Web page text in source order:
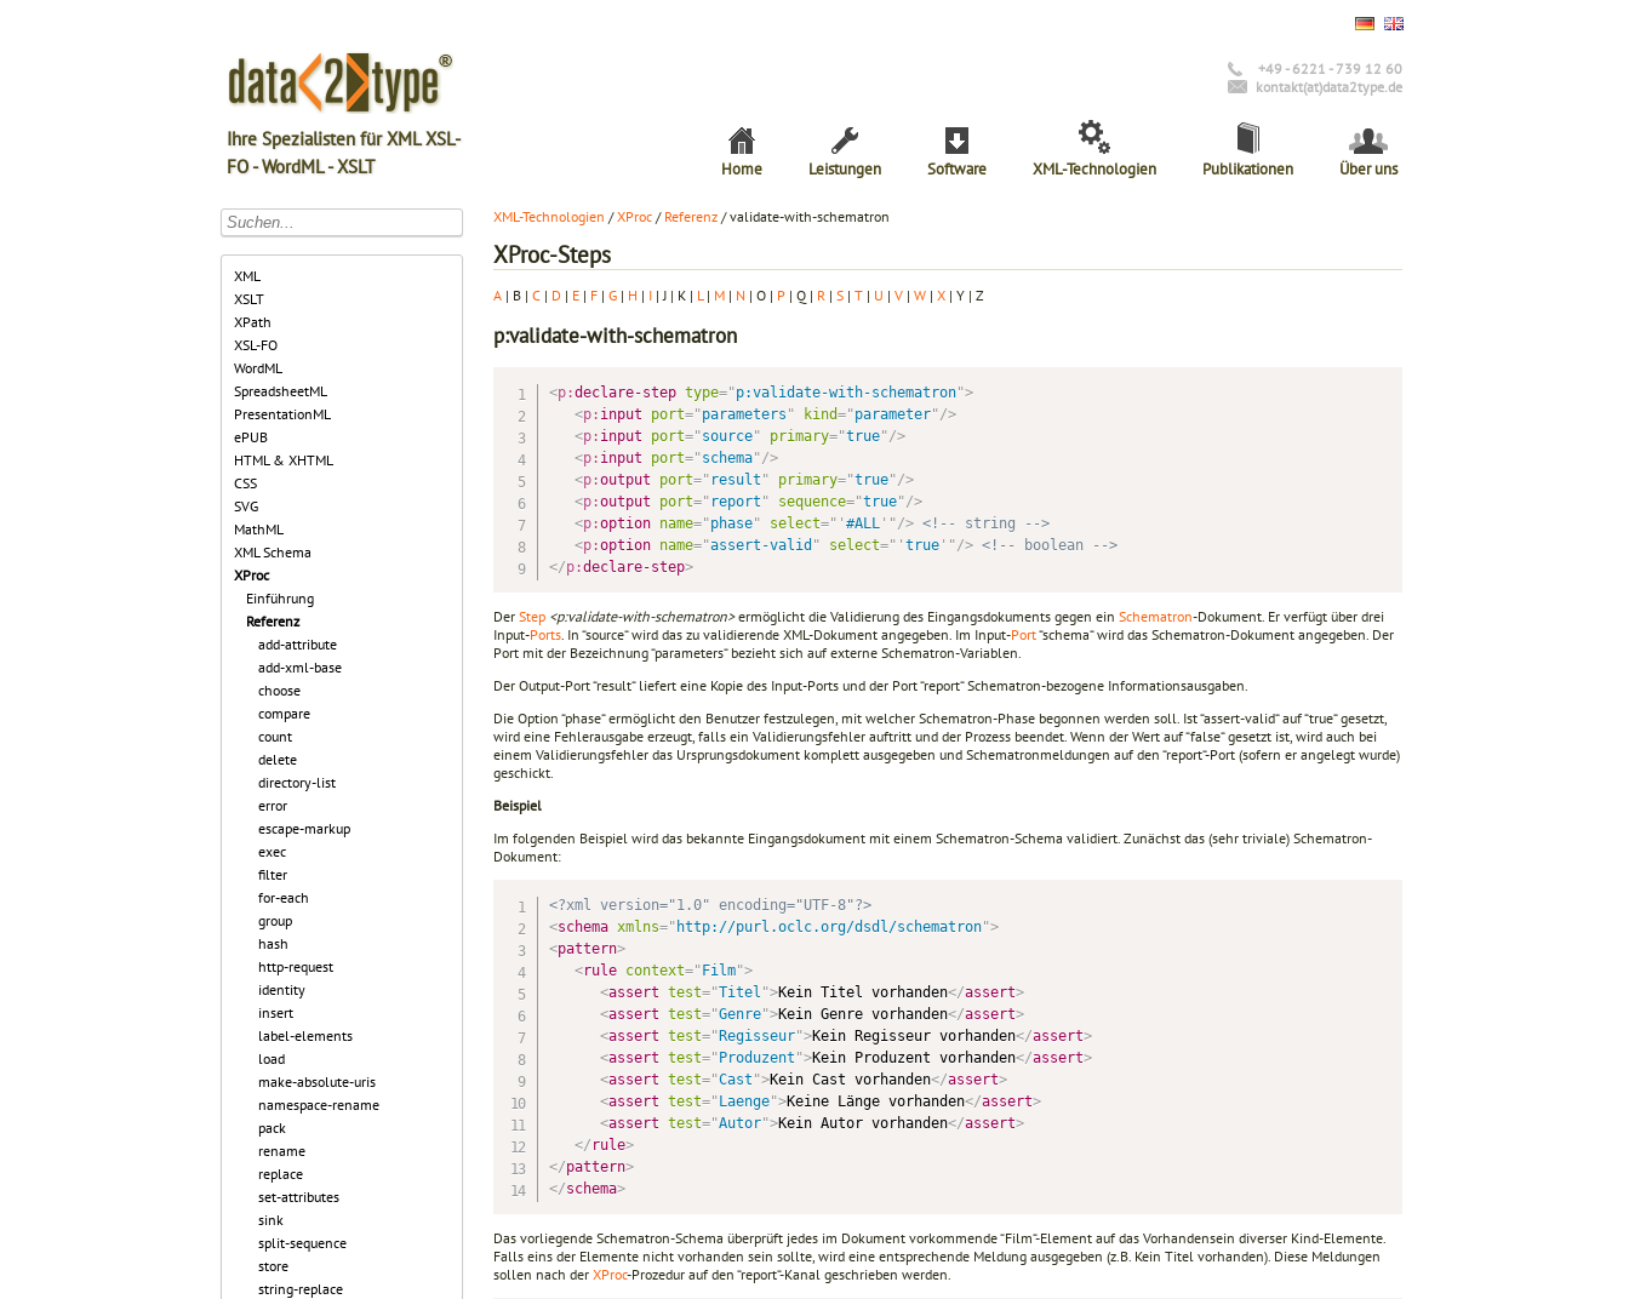
Ihre Spezialisten für XML XSL-
FO - WordML - XSLT
+49 - 6221 - 739 12 60
kontakt(at)data2type.de
Home Leistungen Software XML-Technologien Publikationen Über uns
XML
XSLT
XPath
XSL-FO
WordML
SpreadsheetML
PresentationML
ePUB
HTML & XHTML
CSS
SVG
MathML
XML Schema
XProc
Einführung
Referenz
add-attribute
add-xml-base
choose
compare
count
delete
directory-list
error
escape-markup
exec
filter
for-each
group
hash
http-request
identity
insert
label-elements
load
make-absolute-uris
namespace-rename
pack
rename
replace
set-attributes
sink
split-sequence
store
string-replace
XML-Technologien /XProc / Referenz / validate-with-schematron
XProc-Steps
A | B | C | D | E | F | G | H | I | J | K | L | M | N | O | P | Q | R | S | T | U | V | W | X | Y | Z
p:validate-with-schematron
<p:declare-step type="p:validate-with-schematron">
<p: input port="parameters " kind="parameter"/>
<p: input port="source" primary="true"/>
<p: input port="schema"/>
<p:output port=" result " primary="true"/>
<p:output port=" report " sequence="true"/>
<p:option name="phase" select=" ' #ALL ' "/> <!-- string -->
<p:option name="assert-valid " select=" ' true' "/> <!-- boolean -->
</p:declare-step>
Der Step <p:validate-with-schematron>ermöglicht die Validierung des Eingangsdokuments gegen ein Schematron-Dokument. Er verfügt über drei
Input-Ports . In “source“ wird das zu validierende XML-Dokument angegeben. Im Input-Port“schema“ wird das Schematron-Dokument angegeben. Der
Port mit der Bezeichnung “parameters“ bezieht sich auf externe Schematron-Variablen.
Der Output-Port “result“ liefert eine Kopie des Input-Ports und der Port “report“ Schematron-bezogene Informationsausgaben.
Die Option “phase“ ermöglicht den Benutzer festzulegen, mit welcher Schematron-Phase begonnen werden soll. Ist “assert-valid“ auf “true“ gesetzt,
wird eine Fehlerausgabe erzeugt, falls ein Validierungsfehler auftritt und der Prozess beendet. Wenn der Wert auf “false“ gesetzt ist, wird auch bei
einem Validierungsfehler das Ursprungsdokument komplett ausgegeben und Schematronmeldungen auf den “report“-Port (sofern er angelegt wurde)
geschickt.
Beispiel
Im folgenden Beispiel wird das bekannte Eingangsdokument mit einem Schematron-Schema validiert. Zunächst das (sehr triviale) Schematron-
Dokument:
<?xml version="1.0" encoding="UTF-8"?>
<schema xmlns=" http://purl.oclc.org/dsdl/schematron">
<pattern>
<rule context="Film">
<assert test="Titel ">Kein Titel vorhanden</assert>
<assert test="Genre">Kein Genre vorhanden</assert>
<assert test="Regisseur">Kein Regisseur vorhanden</assert>
<assert test="Produzent ">Kein Produzent vorhanden</assert>
<assert test="Cast ">Kein Cast vorhanden</assert>
<assert test="Laenge">Keine Länge vorhanden</assert>
<assert test="Autor">Kein Autor vorhanden</assert>
</ rule>
</pattern>
</schema>
Das vorliegende Schematron-Schema überprüft jedes im Dokument vorkommende “Film“-Element auf das Vorhandensein diverser Kind-Elemente.
Falls eins der Elemente nicht vorhanden sein sollte, wird eine entsprechende Meldung ausgegeben (z.B. Kein Titel vorhanden). Diese Meldungen
sollen nach der XProc-Prozedur auf den “report“-Kanal geschrieben werden.